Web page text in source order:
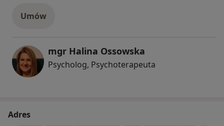
Umów
mgr Halina Ossowska
Psycholog, Psychoterapeuta
Adres